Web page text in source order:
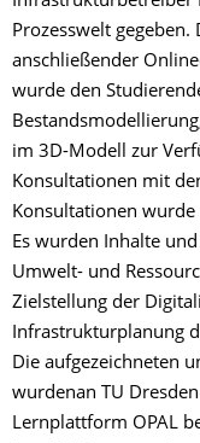
Prozesswelt gegeben.
anschließender
wurde den
im 3D-Modell zur
Konsultationen mit
Konsultationen
Es wurden Inhalte
Umwelt- und
Zielstellung der
Infrastrukturplanung
Die aufgezeichneten
wurdenan TU
Lernplattform OPAL